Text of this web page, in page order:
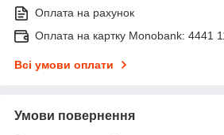
Оплата на рахунок
Оплата на картку Monobank: 4441
Всі умови оплати
Умови повернення